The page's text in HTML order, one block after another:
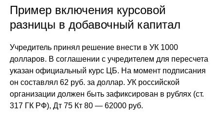
Пример включения курсовой
разницы в добавочный капитал
Учредитель принял решение внести в УК 1000
долларов. В соглашении с учредителем для пересчета
указан официальный курс ЦБ. На момент подписания
он составлял 62 руб. за доллар. УК российской
организации должен быть зафиксирован в рублях (ст.
317 ГК РФ), Дт 75 Кт 80 — 62000 руб.